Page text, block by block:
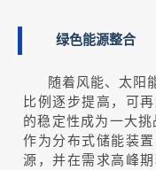
绿色能源整合
随着风能、太阳
比例逐步提高，可
的稳定性成为一大
作为分布式储能装
源，并在需求高峰